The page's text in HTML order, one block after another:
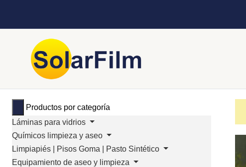
Productos por categoría
Láminas para vidrios
Químicos limpieza y aseo
Limpiapiés | Pisos Goma | Pasto Sintético
Equipamiento de aseo y limpieza